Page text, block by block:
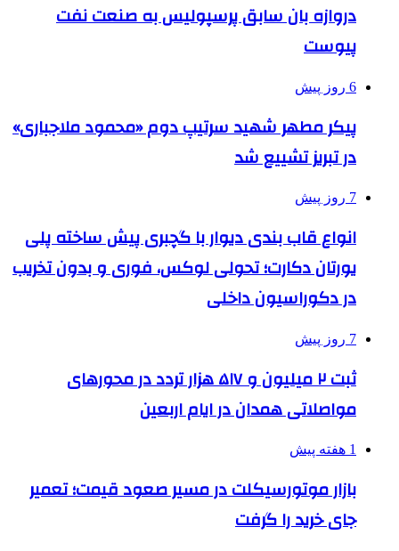
دروازه بان سابق پرسپولیس به صنعت نفت
پیوست
6 روز پیش
پیکر مطهر شهید سرتیپ دوم «محمود ملاجباری»
در تبریز تشییع شد
7 روز پیش
انواع قاب بندی دیوار با گچبری پیش ساخته پلی
یورتان دکارت؛ تحولی لوکس، فوری و بدون تخریب
در دکوراسیون داخلی
7 روز پیش
ثبت ۲ میلیون و ۵۱۷ هزار تردد در محورهای
مواصلاتی همدان در ایام اربعین
1 هفته پیش
بازار موتورسیکلت در مسیر صعود قیمت؛ تعمیر
جای خرید را گرفت